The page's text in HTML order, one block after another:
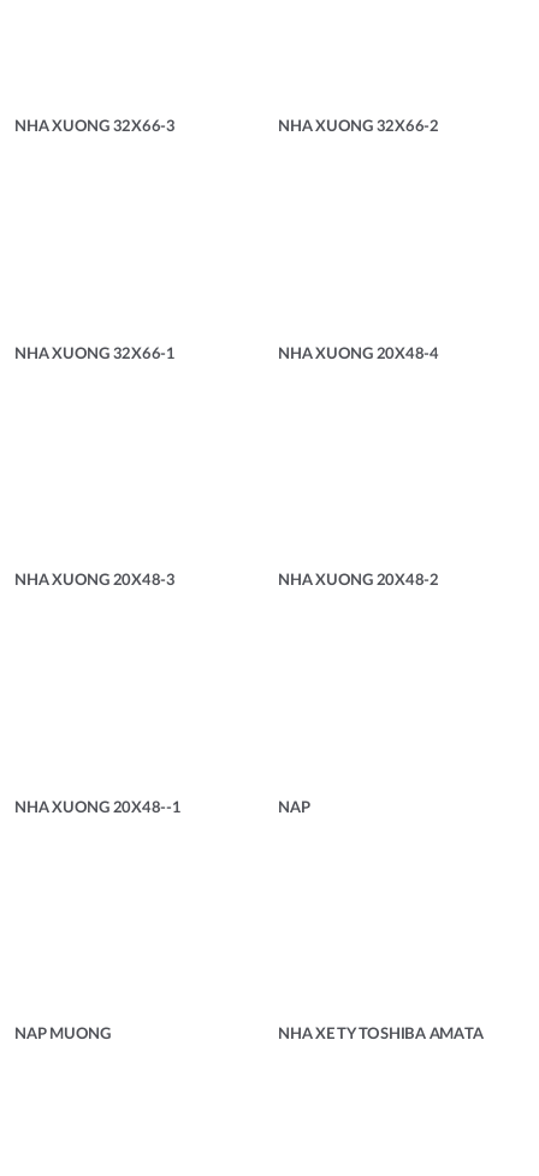
NHA XUONG 32X66-3 NHA XUONG 32X66-2
NHA XUONG 32X66-1 NHA XUONG 20X48-4
NHA XUONG 20X48-3 NHA XUONG 20X48-2
NHA XUONG 20X48--1 NAP
NAP MUONG NHA XE TY TOSHIBA AMATA